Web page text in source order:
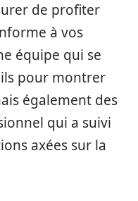
de profiter
à vos
équipe qui se
pour montrer
également des
qui a suivi
axées sur la